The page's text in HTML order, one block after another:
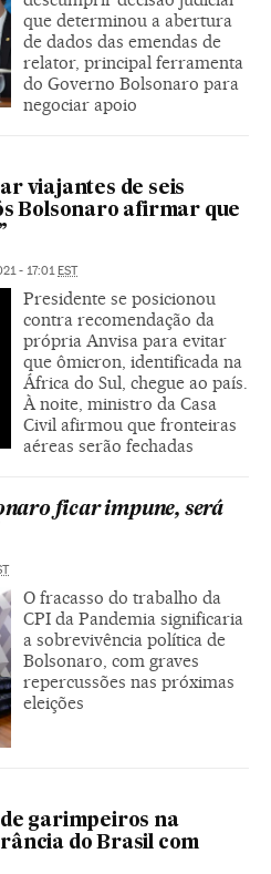
que determinou a abertura
de dados das emendas de
relator, principal ferramenta
do Governo Bolsonaro para
negociar apoio
viajantes de seis
Bolsonaro afirmar que
- 17:01EST
Presidente se posicionou
contra recomendação da
própria Anvisa para evitar
que ômicron, identificada na
África do Sul, chegue ao país.
À noite, ministro da Casa
Civil afirmou que fronteiras
aéreas serão fechadas
ficar impune, será
O fracasso do trabalho da
CPI da Pandemia significaria
a sobrevivência política de
Bolsonaro, com graves
repercussões nas próximas
eleições
garimpeiros na
do Brasil com